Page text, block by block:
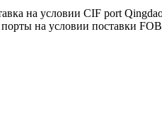
на условии CIF port
на условии поставки